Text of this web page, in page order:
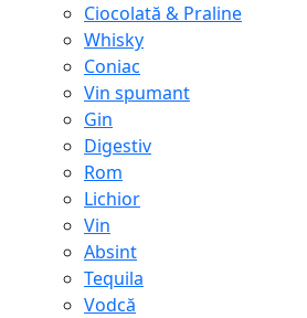
Ciocolată & Praline
Whisky
Coniac
Vin spumant
Gin
Digestiv
Rom
Lichior
Vin
Absint
Tequila
Vodcă